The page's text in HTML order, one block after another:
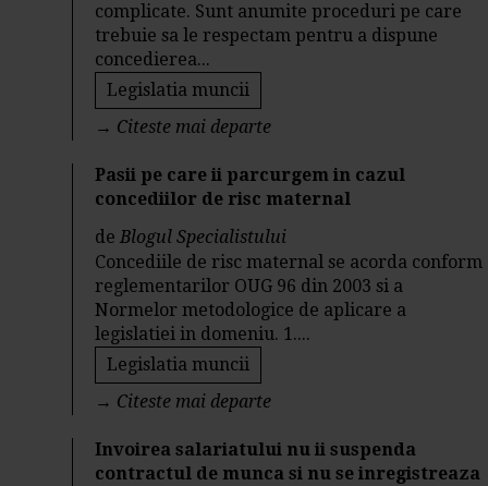
complicate. Sunt anumite proceduri pe care
trebuie sa le respectam pentru a dispune
concedierea...
Legislatia muncii
→ Citeste mai departe
Pasii pe care ii parcurgem in cazul
concediilor de risc maternal
deBlogul Specialistului
Concediile de risc maternal se acorda conform
reglementarilor OUG 96 din 2003 si a
Normelor metodologice de aplicare a
legislatiei in domeniu. 1....
Legislatia muncii
→ Citeste mai departe
Invoirea salariatului nu ii suspenda
contractul de munca si nu se inregistreaza